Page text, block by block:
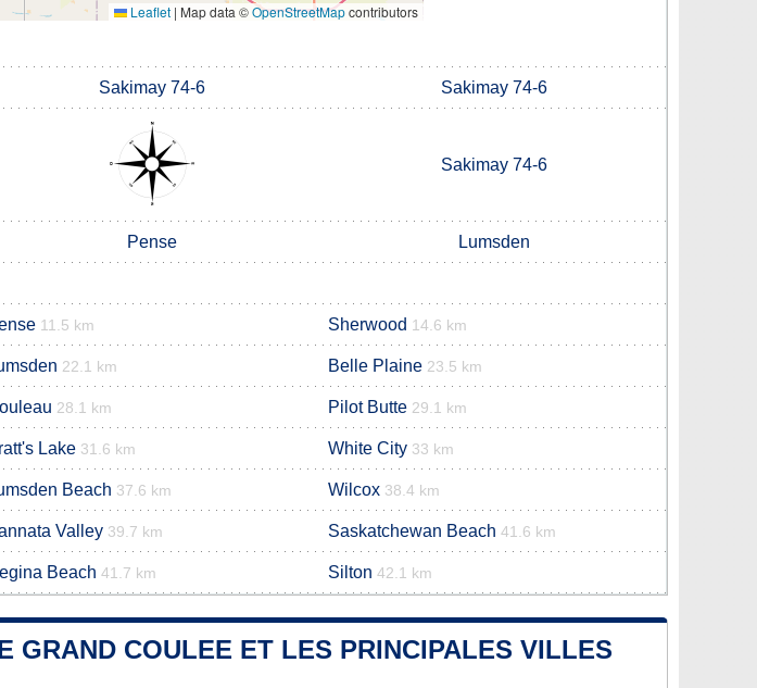
Leaflet | Map data ©OpenStreetMapcontributors
Sakimay 74-6 Sakimay 74-6
Sakimay 74-6
Pense Lumsden
11.5 km Sherwood 14.6 km
22.1 km Belle Plaine 23.5 km
28.1 km Pilot Butte 29.1 km
Lake 31.6 km White City 33 km
Beach 37.6 km Wilcox 38.4 km
Valley 39.7 km Saskatchewan Beach 41.6 km
Beach 41.7 km Silton 42.1 km
GRAND COULEE ET LES PRINCIPALES VILLES